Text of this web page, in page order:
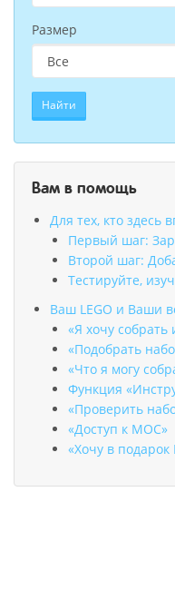
Размер
Найти
Вам в помощь
Для тех, кто здесь
Первый шаг:
Второй шаг:
Тестируйте,
Ваш LEGO и Ваши
«Я хочу собрать
«Подобрать
«Что я могу
Функция
«Проверить
«Доступ к MOC»
«Хочу в подарок